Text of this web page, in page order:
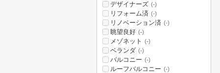
デザイナーズ (-)
リフォーム済 (-)
リノベーション済 (-)
眺望良好 (-)
メゾネット (-)
ベランダ (-)
バルコニー (-)
ルーフバルコニー (-)